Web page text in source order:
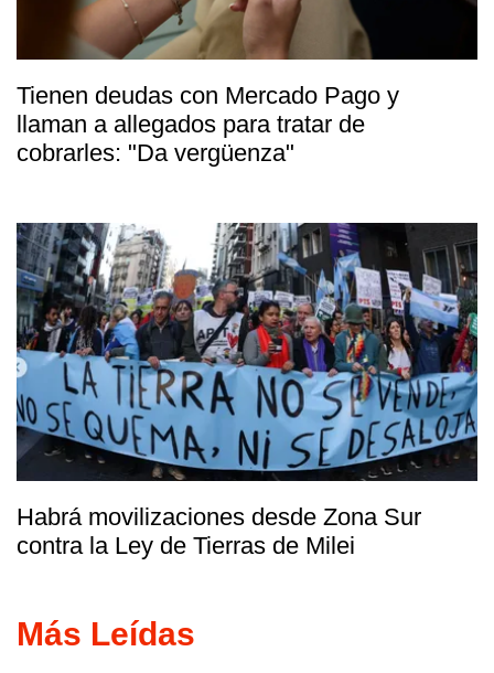
Tienen deudas con Mercado Pago y
llaman a allegados para tratar de
cobrarles: "Da vergüenza"
Habrá movilizaciones desde Zona Sur
contra la Ley de Tierras de Milei
Más Leídas